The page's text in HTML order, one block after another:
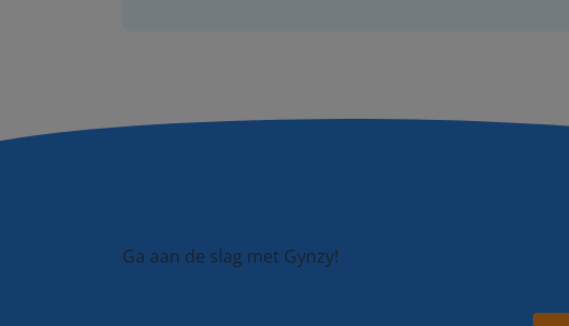
Ga aan de slag met Gynzy!